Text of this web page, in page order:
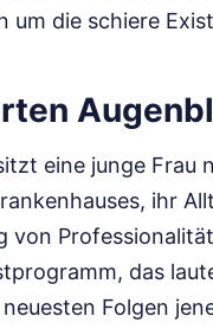
um die schiere
eine junge Frau
ihr
das
Folgen